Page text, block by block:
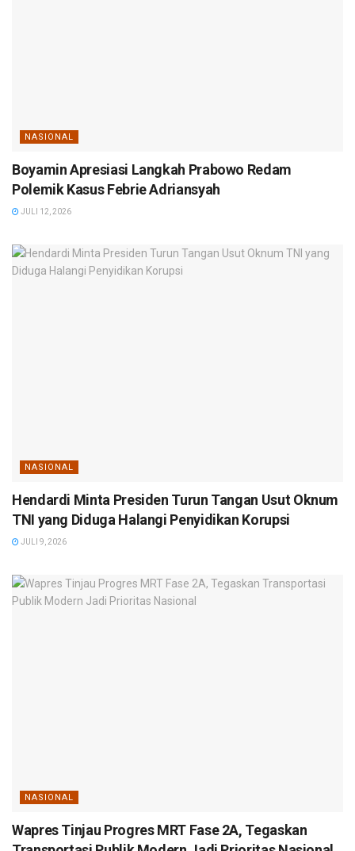
NASIONAL
Boyamin Apresiasi Langkah Prabowo Redam
Polemik Kasus Febrie Adriansyah
JULI 12, 2026
NASIONAL
Hendardi Minta Presiden Turun Tangan Usut Oknum
TNI yang Diduga Halangi Penyidikan Korupsi
JULI 9, 2026
NASIONAL
Wapres Tinjau Progres MRT Fase 2A, Tegaskan